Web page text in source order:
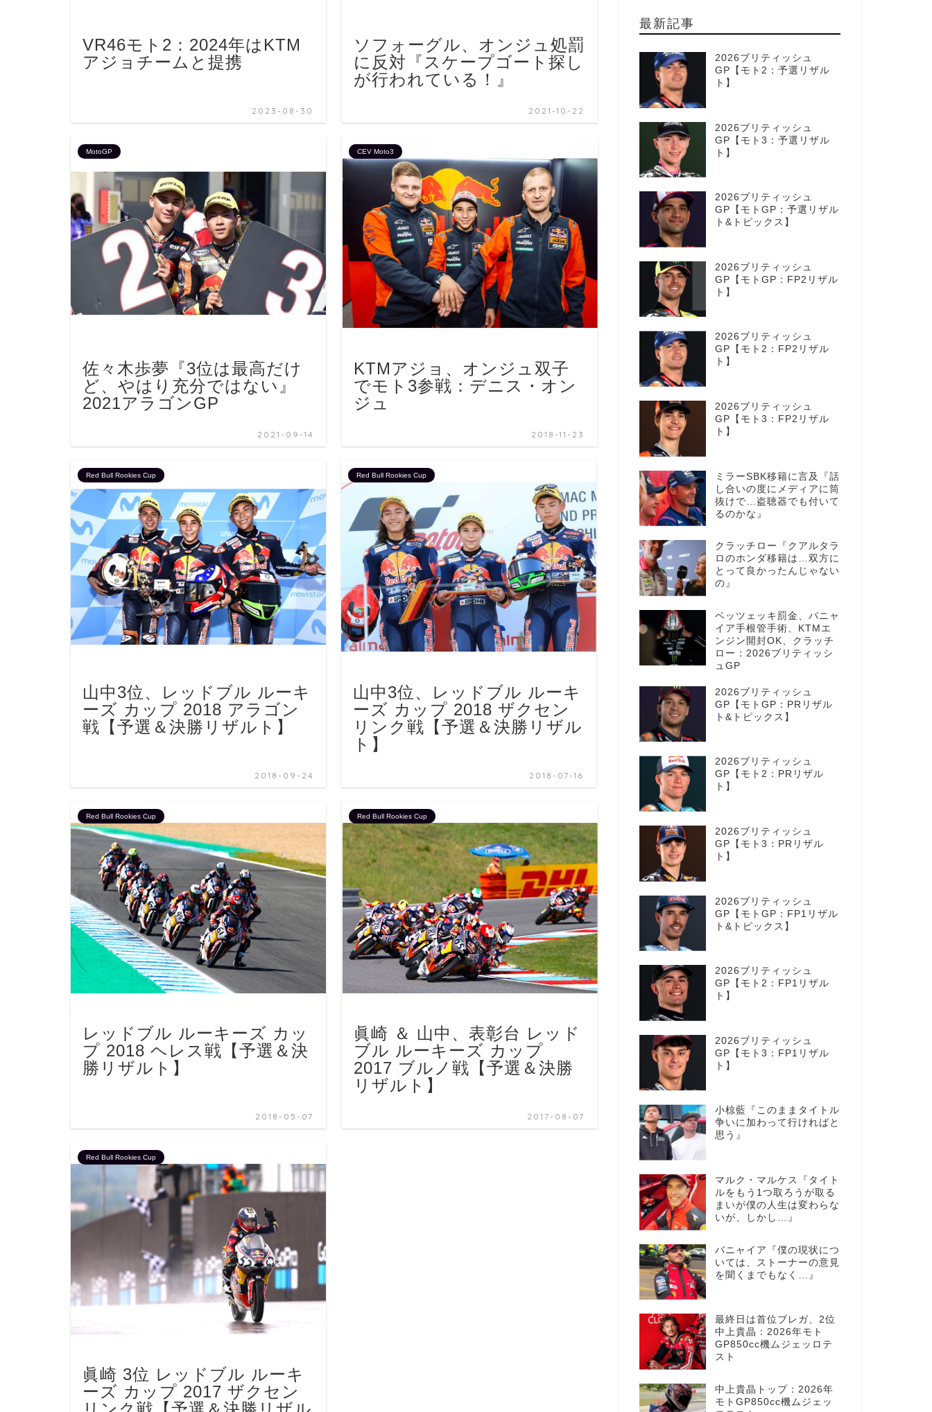
VR46モト2：2024年はKTM
アジョチームと提携
2023-08-30
ソフォーグル、オンジュ処罰
に反対『スケープゴート探し
が行われている！』
2021-10-22
MotoGP
佐々木歩夢『3位は最高だけ
ど、やはり充分ではない』
2021アラゴンGP
2021-09-14
CEV Moto3
KTMアジョ、オンジュ双子
でモト3参戦：デニス・オン
ジュ
2018-11-23
Red Bull Rookies Cup
山中3位、レッドブル ルーキ
ーズ カップ 2018 アラゴン
戦【予選＆決勝リザルト】
2018-09-24
Red Bull Rookies Cup
山中3位、レッドブル ルーキ
ーズ カップ 2018 ザクセン
リンク戦【予選＆決勝リザル
ト】
2018-07-16
Red Bull Rookies Cup
レッドブル ルーキーズ カッ
プ 2018 ヘレス戦【予選＆決
勝リザルト】
2018-05-07
Red Bull Rookies Cup
眞崎 ＆ 山中、表彰台 レッド
ブル ルーキーズ カップ
2017 ブルノ戦【予選＆決勝
リザルト】
2017-08-07
Red Bull Rookies Cup
眞崎 3位 レッドブル ルーキ
ーズ カップ 2017 ザクセン
最新記事
2026ブリティッシュ
GP【モト2：予選リザル
ト】
2026ブリティッシュ
GP【モト3：予選リザル
ト】
2026ブリティッシュ
GP【モトGP：予選リザル
ト&トピックス】
2026ブリティッシュ
GP【モトGP：FP2リザル
ト】
2026ブリティッシュ
GP【モト2：FP2リザル
ト】
2026ブリティッシュ
GP【モト3：FP2リザル
ト】
ミラーSBK移籍に言及『話
し合いの度にメディアに筒
抜けで…盗聴器でも付いて
るのかな』
クラッチロー『クアルタラ
ロのホンダ移籍は…双方に
とって良かったんじゃない
の』
ベッツェッキ罰金、バニャ
イア手根管手術、KTMエ
ンジン開封OK、クラッチ
ロー：2026ブリティッシ
ュGP
2026ブリティッシュ
GP【モトGP：PRリザル
ト&トピックス】
2026ブリティッシュ
GP【モト2：PRリザル
ト】
2026ブリティッシュ
GP【モト3：PRリザル
ト】
2026ブリティッシュ
GP【モトGP：FP1リザル
ト&トピックス】
2026ブリティッシュ
GP【モト2：FP1リザル
ト】
2026ブリティッシュ
GP【モト3：FP1リザル
ト】
小椋藍『このままタイトル
争いに加わって行ければと
思う』
マルク・マルケス『タイト
ルをもう1つ取ろうが取る
まいが僕の人生は変わらな
いが、しかし…』
バニャイア『僕の現状につ
いては、ストーナーの意見
を聞くまでもなく…』
最終日は首位ブレガ、2位
中上貴晶：2026年モト
GP850cc機ムジェッロテ
スト
中上貴晶トップ：2026年
モトGP850cc機ムジェッ